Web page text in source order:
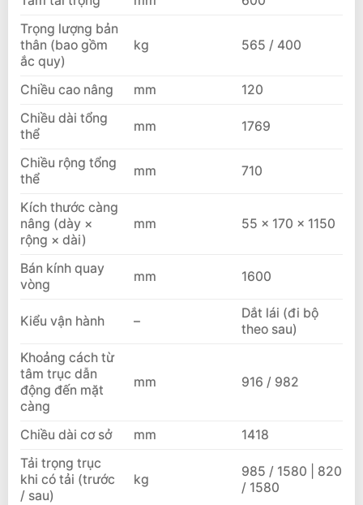
Trọng lượng bản
thân (bao gồm
ắc quy)
kg 565 / 400
Chiều cao nâng mm
120
Chiều dài tổng
thể
mm 1769
Chiều rộng tổng
thể
mm 710
Kích thước càng
nâng (dày ×
rộng × dài)
mm 55 × 170 × 1150
Bán kính quay
vòng
mm 1600
Kiểu vận hành –
Dắt lái (đi bộ
theo sau)
Khoảng cách từ
tâm trục dẫn
động đến mặt
càng
mm 916 / 982
Chiều dài cơ sở mm
1418
Tải trọng trục
khi có tải (trước
/ sau)
kg
985 / 1580 | 820
/ 1580